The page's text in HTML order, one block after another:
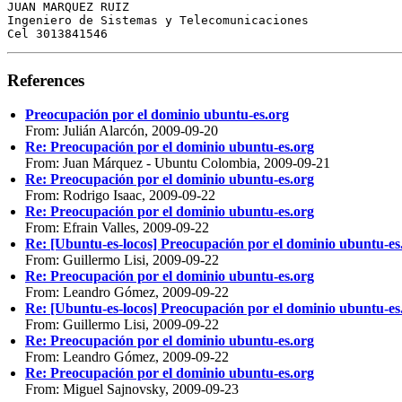
JUAN MARQUEZ RUIZ
Ingeniero de Sistemas y Telecomunicaciones
References
Preocupación por el dominio ubuntu-es.org
From: Julián Alarcón, 2009-09-20
Re: Preocupación por el dominio ubuntu-es.org
From: Juan Márquez - Ubuntu Colombia, 2009-09-21
Re: Preocupación por el dominio ubuntu-es.org
From: Rodrigo Isaac, 2009-09-22
Re: Preocupación por el dominio ubuntu-es.org
From: Efrain Valles, 2009-09-22
Re: [Ubuntu-es-locos] Preocupación por el dominio ubuntu-
From: Guillermo Lisi, 2009-09-22
Re: Preocupación por el dominio ubuntu-es.org
From: Leandro Gómez, 2009-09-22
Re: [Ubuntu-es-locos] Preocupación por el dominio ubuntu-
From: Guillermo Lisi, 2009-09-22
Re: Preocupación por el dominio ubuntu-es.org
From: Leandro Gómez, 2009-09-22
Re: Preocupación por el dominio ubuntu-es.org
From: Miguel Sajnovsky, 2009-09-23